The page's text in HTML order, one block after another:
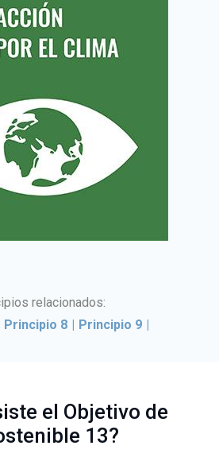
relacionados:
Principio 8 | Principio 9 |
el Objetivo de
13?